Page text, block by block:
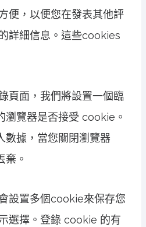
便，以便您在發表其他評
詳細信息。這些cookies
頁面，我們將設置一個臨
瀏覽器是否接受 cookie。
據，當您關閉瀏覽器
棄。
設置多個cookie來保存您
選擇。登錄 cookie 的有